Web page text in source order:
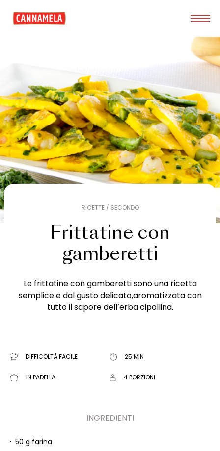
RICETTE / SECONDO
Frittatine con
gamberetti
Le frittatine con gamberetti sono una ricetta
semplice e dal gusto delicato,aromatizzata con
tutto il sapore dell’erba cipollina.
DIFFICOLTÀ FACILE 25 MIN
IN PADELLA 4 PORZIONI
INGREDIENTI
50 g farina